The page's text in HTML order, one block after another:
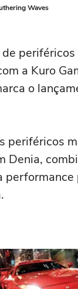
Waves
a Kuro
o
periféricos
Denia,